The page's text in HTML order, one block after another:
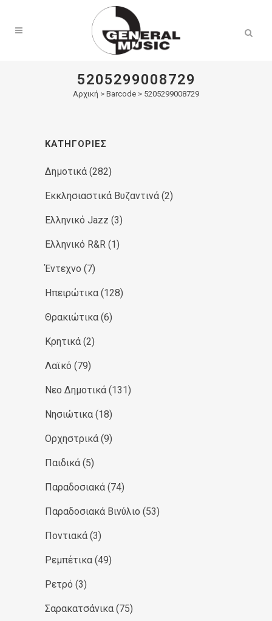
5205299008729
Αρχική > Barcode > 5205299008729
ΚΑΤΗΓΟΡΊΕΣ
Δημοτικά (282)
Εκκλησιαστικά Βυζαντινά (2)
Ελληνικό Jazz (3)
Ελληνικό R&R (1)
Έντεχνο (7)
Ηπειρώτικα (128)
Θρακιώτικα (6)
Κρητικά (2)
Λαϊκό (79)
Νεο Δημοτικά (131)
Νησιώτικα (18)
Ορχηστρικά (9)
Παιδικά (5)
Παραδοσιακά (74)
Παραδοσιακά Βινύλιο (53)
Ποντιακά (3)
Ρεμπέτικα (49)
Ρετρό (3)
Σαρακατσάνικα (75)